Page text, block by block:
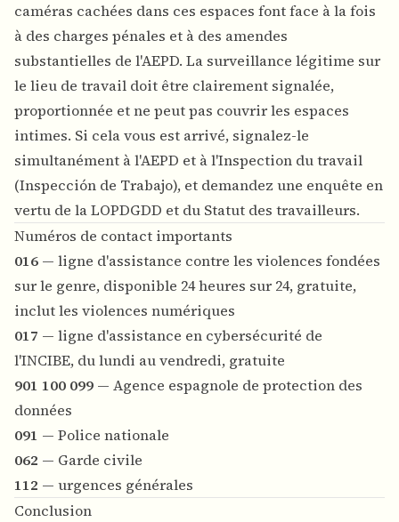
caméras cachées dans ces espaces font face à la fois
à des charges pénales et à des amendes
substantielles de l'AEPD. La surveillance légitime sur
le lieu de travail doit être clairement signalée,
proportionnée et ne peut pas couvrir les espaces
intimes. Si cela vous est arrivé, signalez-le
simultanément à l'AEPD et à l'Inspection du travail
(Inspección de Trabajo), et demandez une enquête en
vertu de la LOPDGDD et du Statut des travailleurs.
Numéros de contact importants
016 — ligne d'assistance contre les violences fondées
sur le genre, disponible 24 heures sur 24, gratuite,
inclut les violences numériques
017 — ligne d'assistance en cybersécurité de
l'INCIBE, du lundi au vendredi, gratuite
901 100 099 — Agence espagnole de protection des
données
091 — Police nationale
062 — Garde civile
112 — urgences générales
Conclusion